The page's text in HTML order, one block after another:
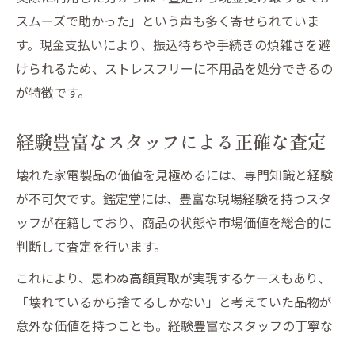
スムーズで助かった」という声も多く寄せられていま
す。現金支払いにより、振込待ちや手続きの煩雑さを避
けられるため、ストレスフリーに不用品を処分できるの
が特徴です。
経験豊富なスタッフによる正確な査定
壊れた家電製品の価値を見極めるには、専門知識と経験
が不可欠です。鑑定堂には、豊富な現場経験を持つスタ
ッフが在籍しており、商品の状態や市場価値を総合的に
判断して査定を行います。
これにより、思わぬ高額買取が実現するケースもあり、
「壊れているから捨てるしかない」と考えていた品物が
意外な価値を持つことも。経験豊富なスタッフの丁寧な